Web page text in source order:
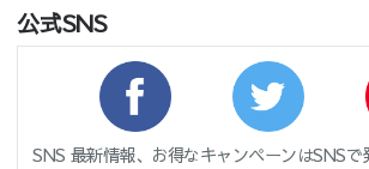
公式SNS
SNS 最新情報、お得なキャンペーンはSNSで